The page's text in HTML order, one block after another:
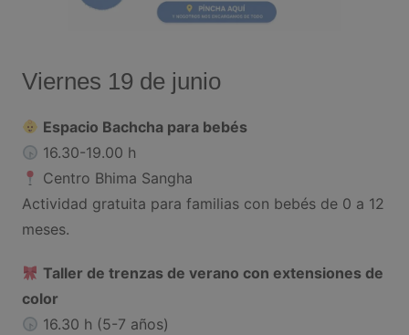
Viernes 19 de junio
Espacio Bachcha para bebés
16.30-19.00 h
Centro Bhima Sangha
Actividad gratuita para familias con bebés de 0 a 12
meses.
Taller de trenzas de verano con extensiones de
color
16.30 h (5-7 años)